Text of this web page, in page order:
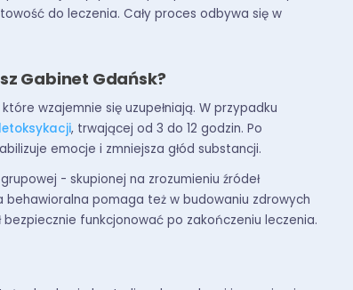
do leczenia. Cały proces odbywa się w
Gabinet Gdańsk?
wzajemnie się uzupełniają. W przypadku
, trwającej od 3 do 12 godzin. Po
emocje i zmniejsza głód substancji.
- skupionej na zrozumieniu źródeł
pomaga też w budowaniu zdrowych
funkcjonować po zakończeniu leczenia.